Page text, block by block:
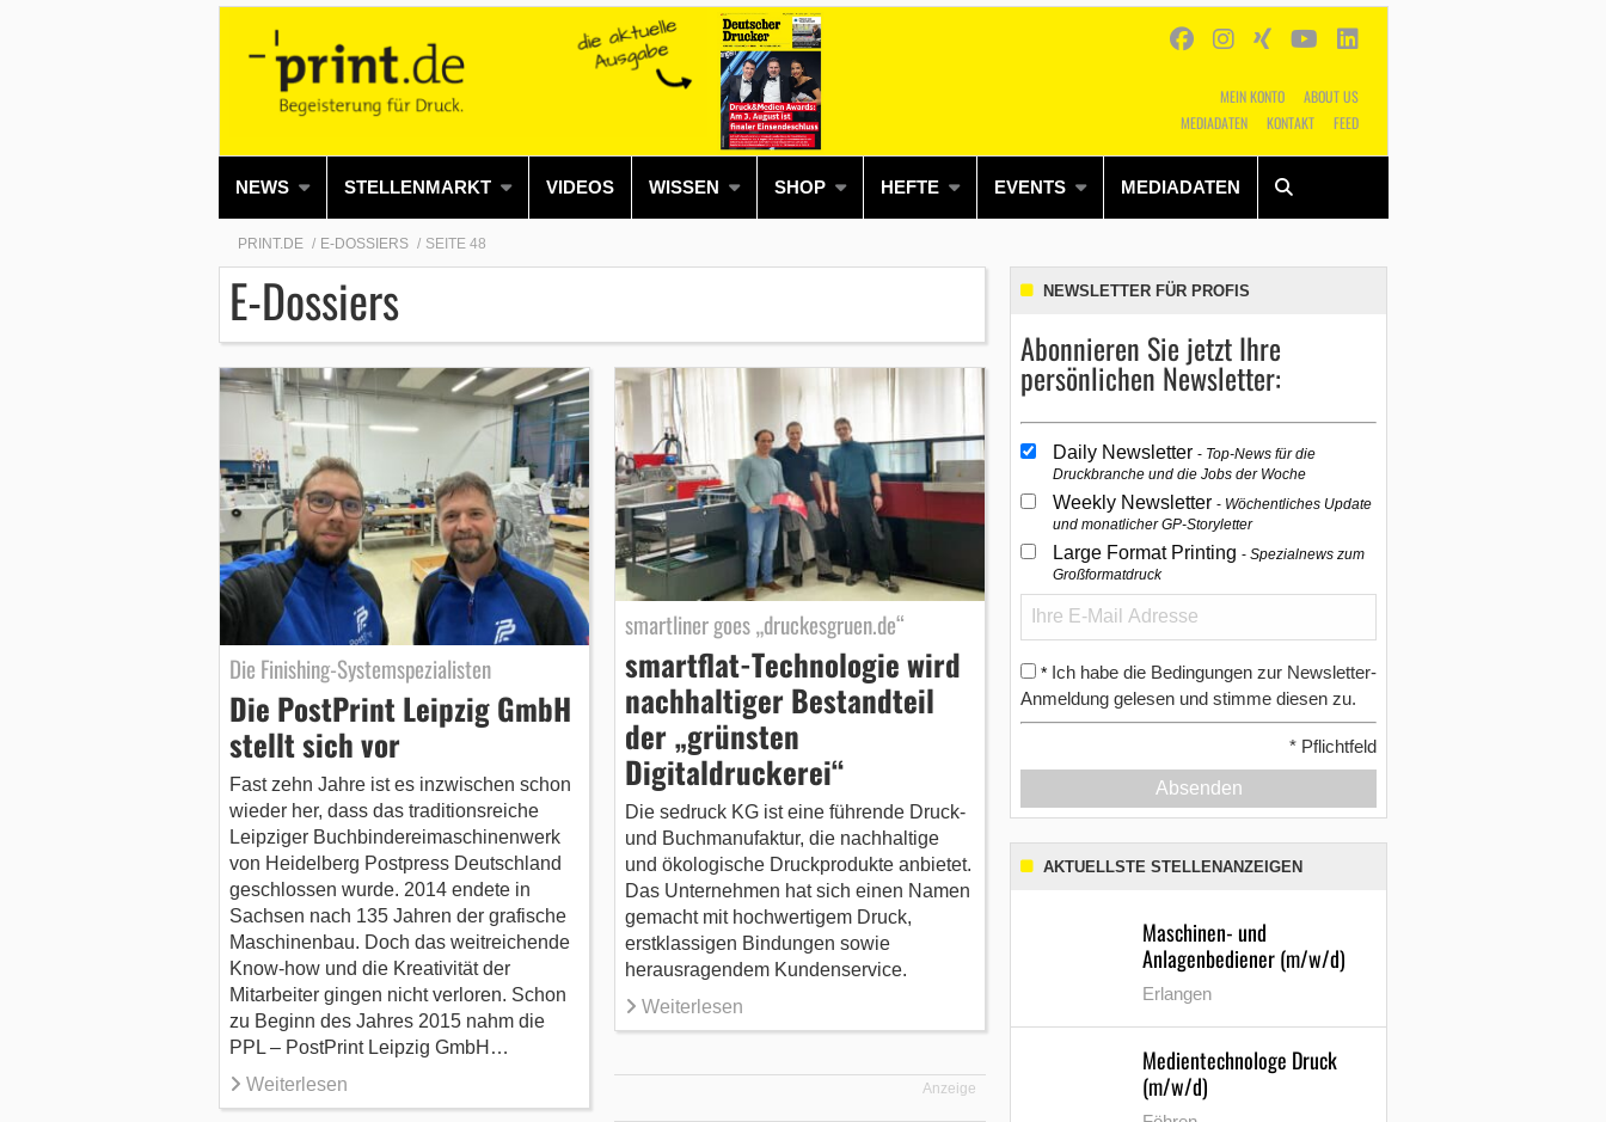
MEIN KONTO
ABOUT US
MEDIADATEN
KONTAKT FEED
NEWS STELLENMARKT VIDEOS WISSEN SHOP HEFTE EVENTS MEDIADATEN
Alles Shop SUCHEN
PRINT.DE E-DOSSIERS SEITE 48
E-Dossiers
Die Finishing-Systemspezialisten
Die PostPrint Leipzig GmbH
stellt sich vor
Fast zehn Jahre ist es inzwischen schon
wieder her, dass das traditionsreiche
Leipziger Buchbindereimaschinenwerk
von Heidelberg Postpress Deutschland
geschlossen wurde. 2014 endete in
Sachsen nach 135 Jahren der grafische
Maschinenbau. Doch das weitreichende
Know-how und die Kreativität der
Mitarbeiter gingen nicht verloren. Schon
zu Beginn des Jahres 2015 nahm die
PPL – PostPrint Leipzig GmbH…
Weiterlesen
smartliner goes „druckesgruen.de“
smartflat-Technologie wird
nachhaltiger Bestandteil
der „grünsten
Digitaldruckerei“
Die sedruck KG ist eine führende Druck-
und Buchmanufaktur, die nachhaltige
und ökologische Druckprodukte anbietet.
Das Unternehmen hat sich einen Namen
gemacht mit hochwertigem Druck,
erstklassigen Bindungen sowie
herausragendem Kundenservice.
Weiterlesen
Anzeige
NEWSLETTER FÜR PROFIS
Abonnieren Sie jetzt Ihre
persönlichen Newsletter:
Daily Newsletter Top-News für die
Druckbranche und die Jobs der Woche
Weekly Newsletter Wöchentliches Update
und monatlicher GP-Storyletter
Large Format Printing Spezialnews zum
Großformatdruck
* Ich habe die Bedingungen zur Newsletter-
Anmeldung gelesen und stimme diesen zu.
* Pflichtfeld
Absenden
AKTUELLSTE STELLENANZEIGEN
Maschinen- und
Anlagenbediener (m/w/d)
Erlangen
Medientechnologe Druck
(m/w/d)